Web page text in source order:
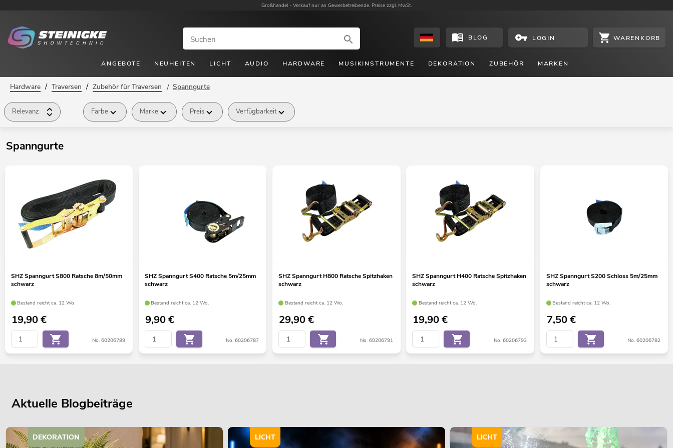
Großhandel - Verkauf nur an Gewerbetreibende. Preise zzgl. MwSt.
BLOG LOGIN WARENKORB
ANGEBOTE NEUHEITEN LICHT AUDIO HARDWARE MUSIKINSTRUMENTE DEKORATION ZUBEHÖR MARKEN
Hardware / Traversen / Zubehör für Traversen / Spanngurte
Relevanz Farbe Marke Preis Verfügbarkeit
Spanngurte
SHZ Spanngurt S800 Ratsche 8m/50mm
schwarz
Bestand reicht ca. 12 Wo.
19,90€
No. 60206789
SHZ Spanngurt S400 Ratsche 5m/25mm
schwarz
Bestand reicht ca. 12 Wo.
9,90€
No. 60206787
SHZ Spanngurt H800 Ratsche Spitzhaken
schwarz
Bestand reicht ca. 12 Wo.
29,90€
No. 60206791
SHZ Spanngurt H400 Ratsche Spitzhaken
schwarz
Bestand reicht ca. 12 Wo.
19,90€
No. 60206793
SHZ Spanngurt S200 Schloss 5m/25mm
schwarz
Bestand reicht ca. 12 Wo.
7,50€
No. 60206782
Aktuelle Blogbeiträge
DEKORATION LICHT LICHT